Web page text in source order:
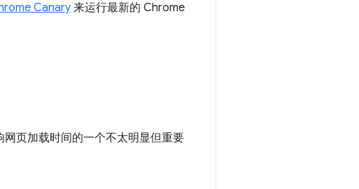
Canary来运行最新的 Chrome
页加载时间的一个不太明显但重要